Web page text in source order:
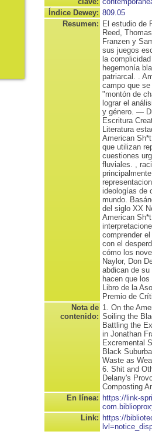
Índice Dewey: 809.05
Resumen: El estudio de
Reed,
Franzen y
sus juegos
la
hegemonía
patriarcal. .
campo que
"montón de
lograr el
y género. —
Escritura
Literatura
American
que utilizan
cuestiones
fluviales. ,
ideologías de
mundo.
del siglo XX
American
comprender
con el
cómo los
Naylor, Don
abdican de
hacen que
Libro de la
Premio de
Nota de
contenido:
1. On the
Soiling the
Battling the
in Jonathan
Excremental
Black
Waste as
6. Shit and
Delany's
Composting
En línea: https://link-
Link: https://